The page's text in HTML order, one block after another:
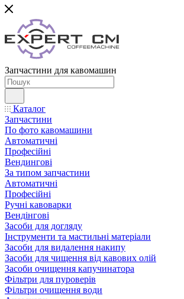
Запчастини для кавомашин
Каталог
Запчастини
По фото кавомашини
Автоматичні
Професійні
Вендингові
За типом запчастини
Автоматичні
Професійні
Ручні кавоварки
Вендінгові
Засоби для догляду
Інструменти та мастильні матеріали
Засоби для видалення накипу
Засоби для чищення від кавових олій
Засоби очищення капучинатора
Фільтри для пуроверів
Фільтри очищення води